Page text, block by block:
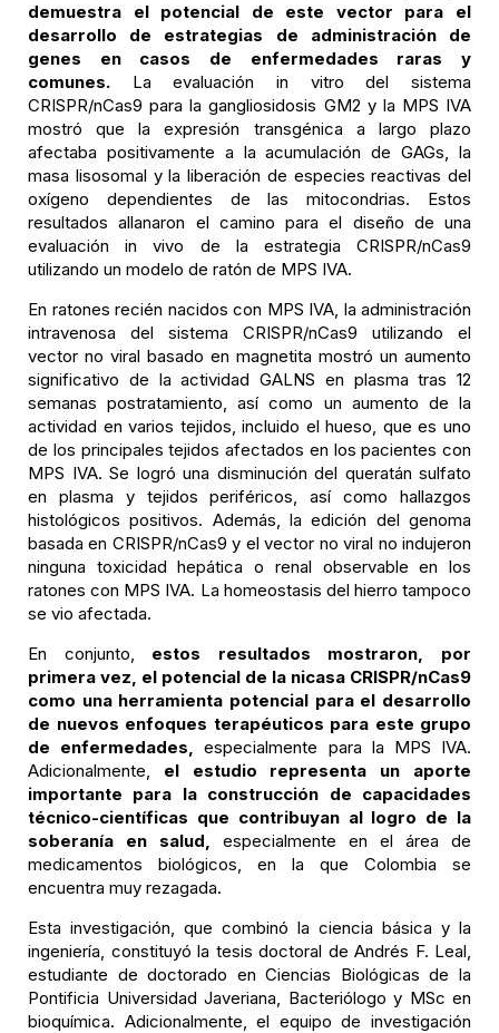
demuestra el potencial de este vector para el
desarrollo de estrategias de administración de
genes en casos de enfermedades raras y
comunes. La evaluación in vitro del sistema
CRISPR/nCas9 para la gangliosidosis GM2 y la MPS IVA
mostró que la expresión transgénica a largo plazo
afectaba positivamente a la acumulación de GAGs, la
masa lisosomal y la liberación de especies reactivas del
oxígeno dependientes de las mitocondrias. Estos
resultados allanaron el camino para el diseño de una
evaluación in vivo de la estrategia CRISPR/nCas9
utilizando un modelo de ratón de MPS IVA.
En ratones recién nacidos con MPS IVA, la administración
intravenosa del sistema CRISPR/nCas9 utilizando el
vector no viral basado en magnetita mostró un aumento
significativo de la actividad GALNS en plasma tras 12
semanas postratamiento, así como un aumento de la
actividad en varios tejidos, incluido el hueso, que es uno
de los principales tejidos afectados en los pacientes con
MPS IVA. Se logró una disminución del queratán sulfato
en plasma y tejidos periféricos, así como hallazgos
histológicos positivos. Además, la edición del genoma
basada en CRISPR/nCas9 y el vector no viral no indujeron
ninguna toxicidad hepática o renal observable en los
ratones con MPS IVA. La homeostasis del hierro tampoco
se vio afectada.
En conjunto, estos resultados mostraron, por
primera vez, el potencial de la nicasa CRISPR/nCas9
como una herramienta potencial para el desarrollo
de nuevos enfoques terapéuticos para este grupo
de enfermedades, especialmente para la MPS IVA.
Adicionalmente, el estudio representa un aporte
importante para la construcción de capacidades
técnico-científicas que contribuyan al logro de la
soberanía en salud, especialmente en el área de
medicamentos biológicos, en la que Colombia se
encuentra muy rezagada.
Esta investigación, que combinó la ciencia básica y la
ingeniería, constituyó la tesis doctoral de Andrés F. Leal,
estudiante de doctorado en Ciencias Biológicas de la
Pontificia Universidad Javeriana, Bacteriólogo y MSc en
bioquímica. Adicionalmente, el equipo de investigación